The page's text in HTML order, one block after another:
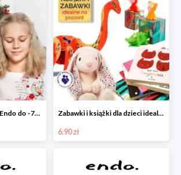
Świąteczne zniżki w Endo do -70% Zabawki i książki dla dzieci idealne na prezent w Endo od 6,90 zł
6.90 zł